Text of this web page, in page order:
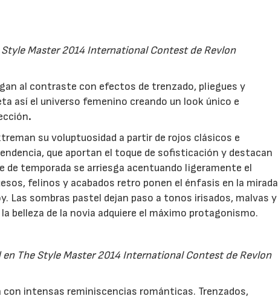
Master 2014 International Contest de Revlon
al contraste con efectos de trenzado, pliegues y
así el universo femenino creando un look único e
.
su voluptuosidad a partir de rojos clásicos e
que aportan el toque de sofisticación y destacan
de temporada se arriesga acentuando ligeramente el
felinos y acabados retro ponen el énfasis en la mirada
Las sombras pastel dejan paso a tonos irisados, malvas y
belleza de la novia adquiere el máximo protagonismo.
The Style Master 2014 International Contest de Revlon
intensas reminiscencias románticas. Trenzados,